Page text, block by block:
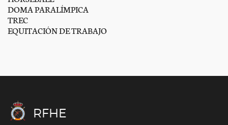
DOMA PARALÍMPICA
TREC
EQUITACIÓN DE TRABAJO
RFHE